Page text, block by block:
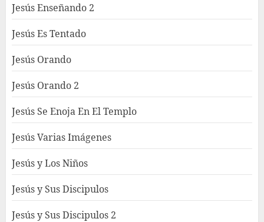
Jesús Enseñando 2
Jesús Es Tentado
Jesús Orando
Jesús Orando 2
Jesús Se Enoja En El Templo
Jesús Varias Imágenes
Jesús y Los Niños
Jesús y Sus Discipulos
Jesús y Sus Discipulos 2